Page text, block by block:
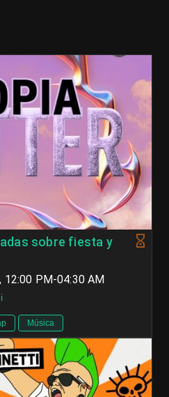
sobre fiesta y
12:00 PM-04:30 AM
Música